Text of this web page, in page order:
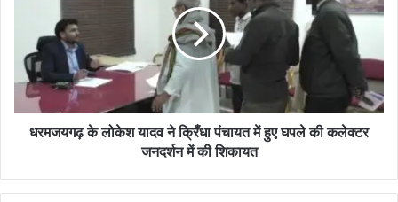
क्रिँधा
पंचायत
हुए
घपलेधरमजयगढ़ के लोकेश यादव ने क्रिँधा पंचायत में हुए घपले की कलेक्टर
जनदर्शन में की शिकायत